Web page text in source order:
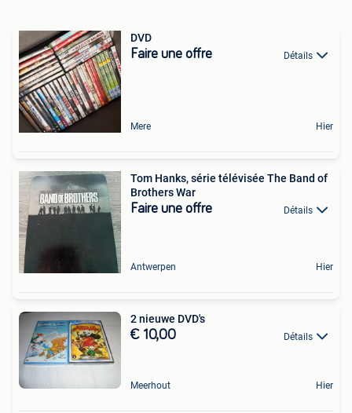
DVD
Faire une offre Détails
Mere Hier
Tom Hanks, série télévisée The Band of
Brothers War
Faire une offre Détails
Antwerpen Hier
2 nieuwe DVD's
€ 10,00 Détails
Meerhout Hier